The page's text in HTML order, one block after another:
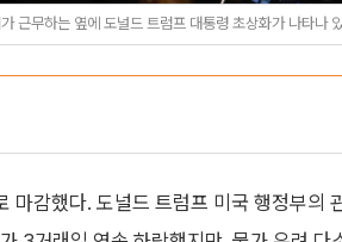
근무하는 옆에 도널드 트럼프 대통령 초상화가 나타나
마감했다. 도널드 트럼프 미국 행정부의